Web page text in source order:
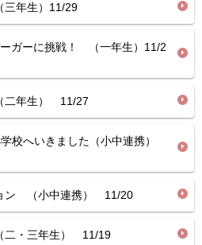
年生）11/29
ガーに挑戦！ （一年生）11/2
二年生） 11/27
校へいきました（小中連携）
ン （小中連携） 11/20
二・三年生） 11/19